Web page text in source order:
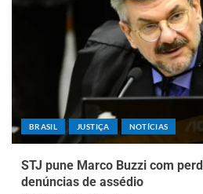
BRASIL JUSTIÇA NOTÍCIAS
STJ pune Marco Buzzi com
denúncias de assédio